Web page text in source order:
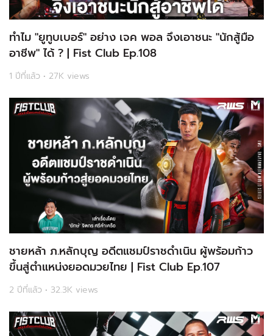
ทำไม "ยูทูบเบอร์" อย่าง เจค พอล จึงเอาชนะ "นักสู้มือ
อาชีพ" ได้ ? | Fist Club Ep.108
1 ปีที่แล้ว • 27K views
ชายหล้า ภ.หลักบุญ อดีตแชมป์ราชดำเนิน ผู้พร้อมก้าว
ขึ้นสู่ตำแหน่งยอดมวยไทย | Fist Club Ep.107
2 ปีที่แล้ว • 32.3K views